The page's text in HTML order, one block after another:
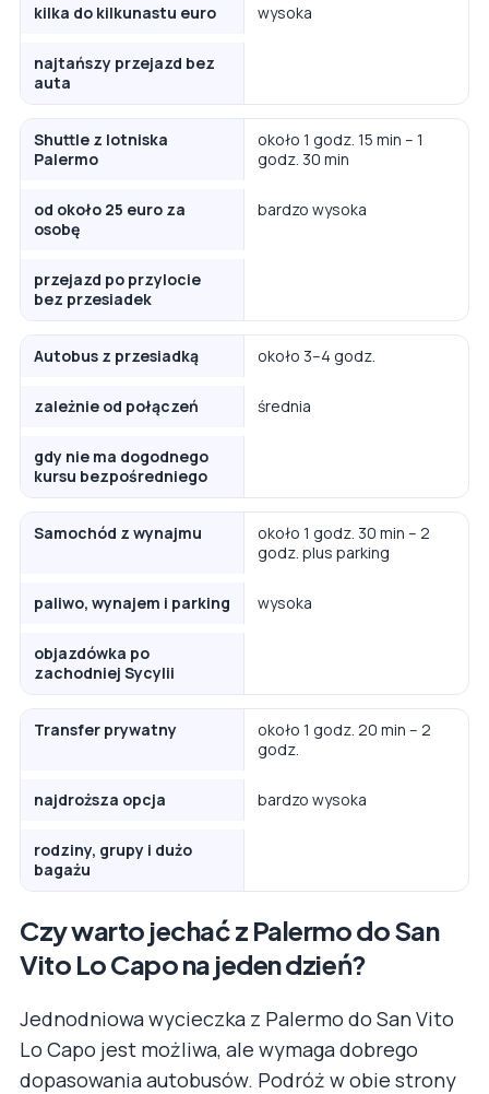
kilka do kilkunastu euro wysoka
najtańszy przejazd bez
auta
Shuttle z lotniska
Palermo
około 1 godz. 15 min – 1
godz. 30 min
od około 25 euro za
osobę
bardzo wysoka
przejazd po przylocie
bez przesiadek
Autobus z przesiadką około 3–4 godz.
zależnie od połączeń średnia
gdy nie ma dogodnego
kursu bezpośredniego
Samochód z wynajmu
około 1 godz. 30 min – 2
godz. plus parking
paliwo, wynajem i parking wysoka
objazdówka po
zachodniej Sycylii
Transfer prywatny
około 1 godz. 20 min – 2
godz.
najdroższa opcja bardzo wysoka
rodziny, grupy i dużo
bagażu
Czy warto jechać z Palermo do San
Vito Lo Capo na jeden dzień?
Jednodniowa wycieczka z Palermo do San Vito
Lo Capo jest możliwa, ale wymaga dobrego
dopasowania autobusów. Podróż w obie strony